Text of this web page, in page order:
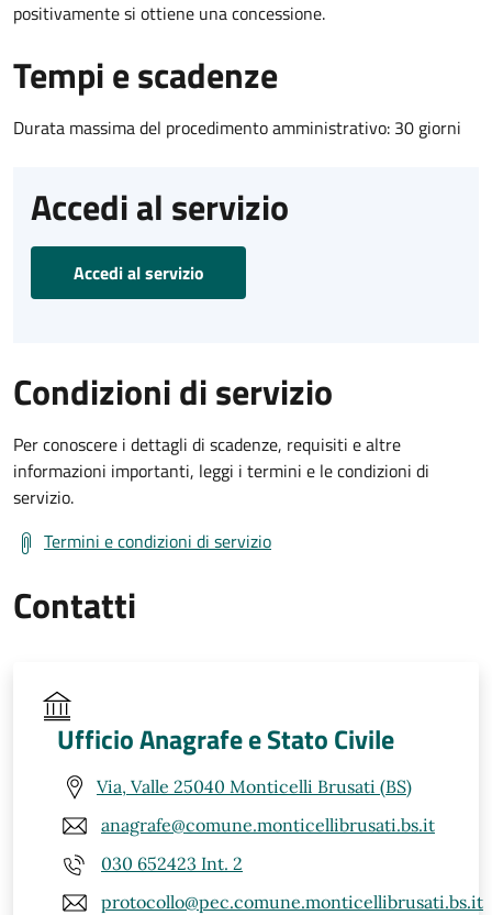
positivamente si ottiene una concessione.
Tempi e scadenze
Durata massima del procedimento amministrativo: 30 giorni
Accedi al servizio
Accedi al servizio
Condizioni di servizio
Per conoscere i dettagli di scadenze, requisiti e altre
informazioni importanti, leggi i termini e le condizioni di
servizio.
Termini e condizioni di servizio
Contatti
Ufficio Anagrafe e Stato Civile
Via, Valle 25040 Monticelli Brusati (BS)
anagrafe@comune.monticellibrusati.bs.it
030 652423 Int. 2
protocollo@pec.comune.monticellibrusati.bs.it